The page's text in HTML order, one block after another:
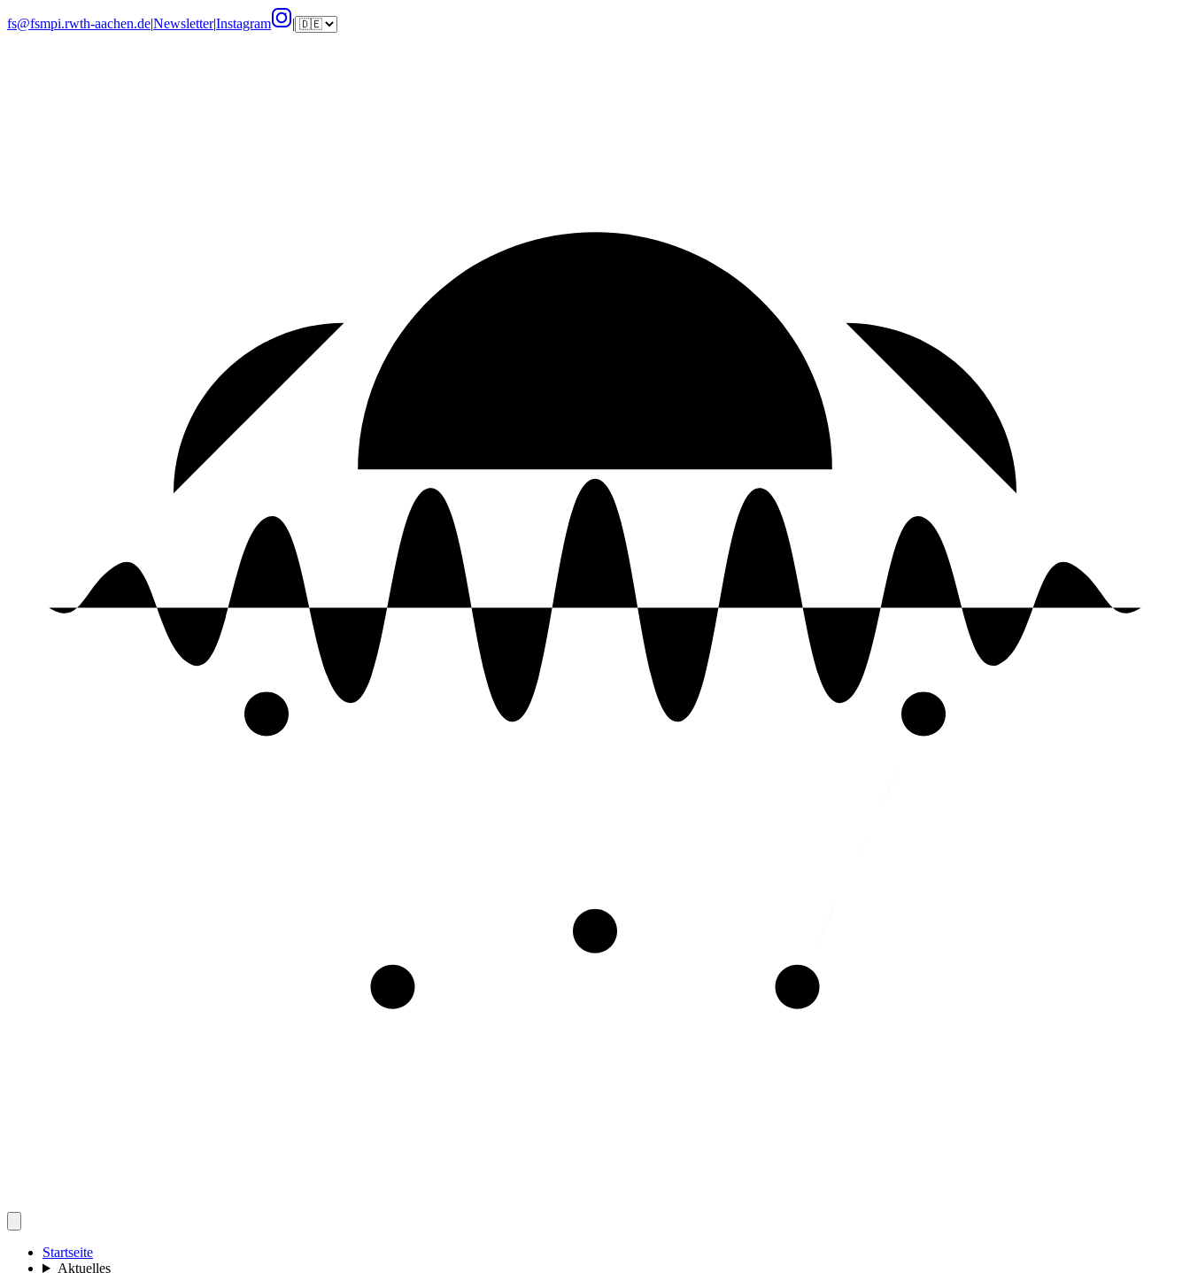
fs@fsmpi.rwth-aachen.de|Newsletter|Instagram |
Startseite
Aktuelles